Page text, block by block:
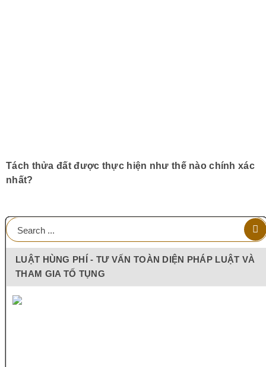
Tách thửa đất được thực hiện như thế nào chính xác
nhất?
LUẬT HÙNG PHÍ - TƯ VẤN TOÀN DIỆN PHÁP LUẬT VÀ
THAM GIA TỐ TỤNG